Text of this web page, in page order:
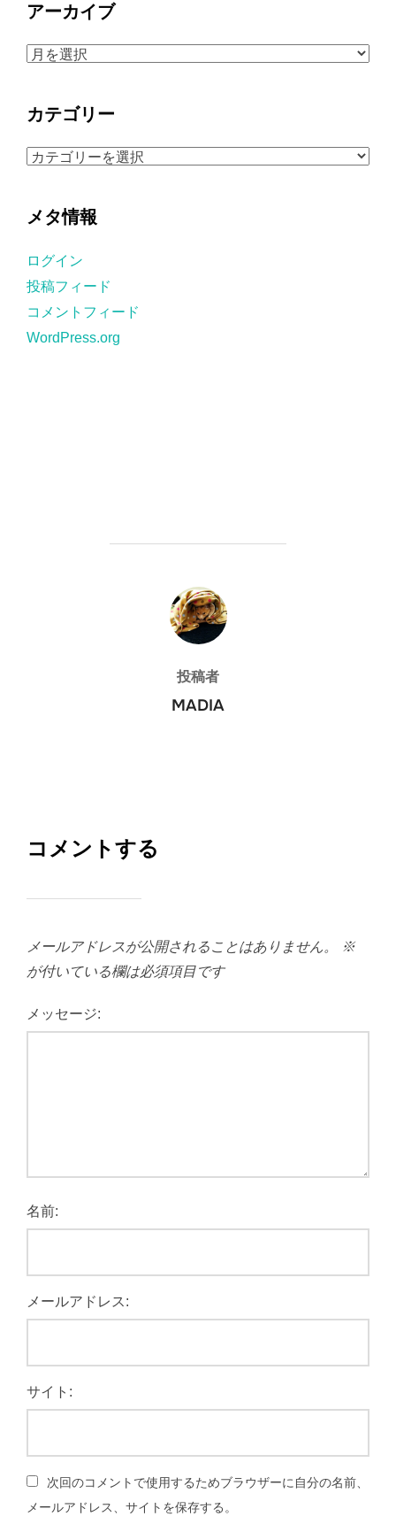
アーカイブ
ア
ブ
カテゴリー
カ
ー
メタ情報
ログイン
投稿フィード
コメントフィード
WordPress.org
投稿者
投稿者
MADIA
コメントする
メールアドレスが公開されることはありません。
※
が付いている欄は必須項目です
メッセージ:
名前:
メールアドレス:
サイト:
次回のコメントで使用するためブラウザーに自分の名前、
メールアドレス、サイトを保存する。